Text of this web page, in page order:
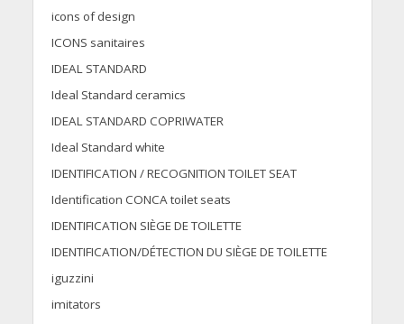
icons of design
ICONS sanitaires
IDEAL STANDARD
Ideal Standard ceramics
IDEAL STANDARD COPRIWATER
Ideal Standard white
IDENTIFICATION / RECOGNITION TOILET SEAT
Identification CONCA toilet seats
IDENTIFICATION SIÈGE DE TOILETTE
IDENTIFICATION/DÉTECTION DU SIÈGE DE TOILETTE
iguzzini
imitators